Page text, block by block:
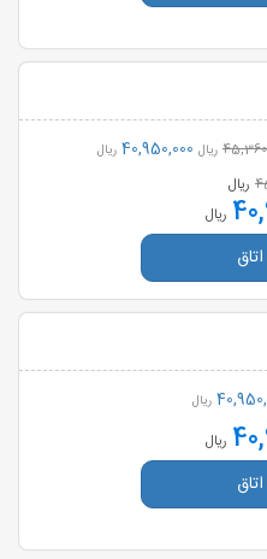
ریال 40,950,000 ریال
ریال
ریال
ریال
ریال